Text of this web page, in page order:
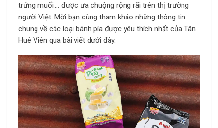
trứng muối,… được ưa chuộng rộng rãi trên thị trường
người Việt. Mời bạn cùng tham khảo những thông tin
chung về các loại bánh pía được yêu thích nhất của Tân
Huê Viên qua bài viết dưới đây.